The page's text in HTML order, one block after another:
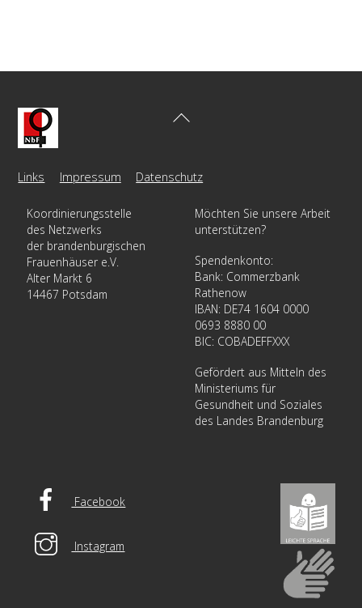
Back
To
Links Impressum Datenschutz
Koordinierungsstelle
des Netzwerks
der brandenburgischen
Frauenhäuser e.V.
Alter Markt 6
14467 Potsdam
Möchten Sie unsere Arbeit
unterstützen?
Spendenkonto:
Bank: Commerzbank
Rathenow
IBAN: DE74 1604 0000
0693 8880 00
BIC: COBADEFFXXX
Gefördert aus Mitteln des
Ministeriums für
Gesundheit und Soziales
des Landes Brandenburg
Facebook
Instagram